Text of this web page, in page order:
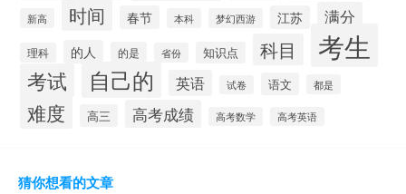
新高 时间 春节 本科 梦幻西游 江苏 满分
理科 的人 的是 省份 知识点 科目 考生
考试 自己的 英语 试卷 语文 都是
难度 高三 高考成绩 高考数学 高考英语
猜你想看的文章